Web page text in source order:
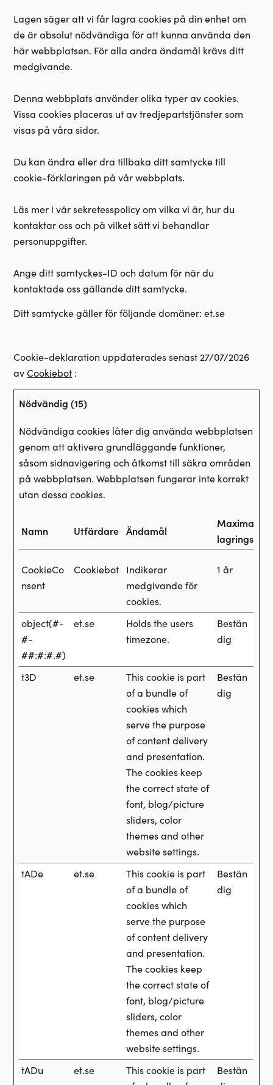
Lagen säger att vi får lagra cookies på din enhet om
de är absolut nödvändiga för att kunna använda den
här webbplatsen. För alla andra ändamål krävs ditt
medgivande.
Denna webbplats använder olika typer av cookies.
Vissa cookies placeras ut av tredjepartstjänster som
visas på våra sidor.
Du kan ändra eller dra tillbaka ditt samtycke till
cookie-förklaringen på vår webbplats.
Läs mer i vår sekretesspolicy om vilka vi är, hur du
kontaktar oss och på vilket sätt vi behandlar
personuppgifter.
Ange ditt samtyckes-ID och datum för när du
kontaktade oss gällande ditt samtycke.
Ditt samtycke gäller för följande domäner: et.se
Cookie-deklaration uppdaterades senast 27/07/2026
avCookiebot :
Nödvändig (15)
Nödvändiga cookies låter dig använda webbplatsen
genom att aktivera grundläggande funktioner,
såsom sidnavigering och åtkomst till säkra områden
på webbplatsen. Webbplatsen fungerar inte korrekt
utan dessa cookies.
Namn Utfärdare Ändamål
Maximal
lagringstid
CookieCo
nsent
Cookiebot
Indikerar
medgivande för
cookies.
1 år
object(#-
#-
##:#:#.#)
et.se
Holds the users
timezone.
Bestän
dig
t3D et.se
This cookie is part
of a bundle of
cookies which
serve the purpose
of content delivery
and presentation.
The cookies keep
the correct state of
font, blog/picture
sliders, color
themes and other
website settings.
Bestän
dig
tADe et.se
This cookie is part
of a bundle of
cookies which
serve the purpose
of content delivery
and presentation.
The cookies keep
the correct state of
font, blog/picture
sliders, color
themes and other
website settings.
Bestän
dig
tADu et.se
This cookie is part
Bestän